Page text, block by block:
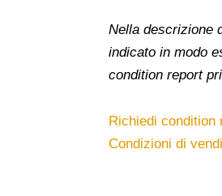
Nella descrizione
indicato in modo
condition report
Richiedi condition
Condizioni di